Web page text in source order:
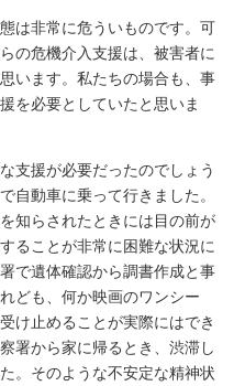
は非常に危ういものです。可
の危機介入支援は、被害者に
います。私たちの場合も、事
を必要としていたと思いま
支援が必要だったのでしょう
自動車に乗って行きました。
知らされたときには目の前が
ることが非常に困難な状況に
で遺体確認から調書作成と事
ども、何か映画のワンシー
け止めることが実際にはでき
署から家に帰るとき、渋滞し
。そのような不安定な精神状